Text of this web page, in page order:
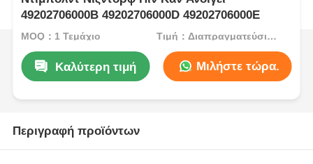
49202706000B 49202706000D 49202706000E
MOQ：1 Τεμάχιο Τιμή：Διαπραγματεύσιμος
Καλύτερη τιμή Μιλήστε τώρα.
Περιγραφή προϊόντων